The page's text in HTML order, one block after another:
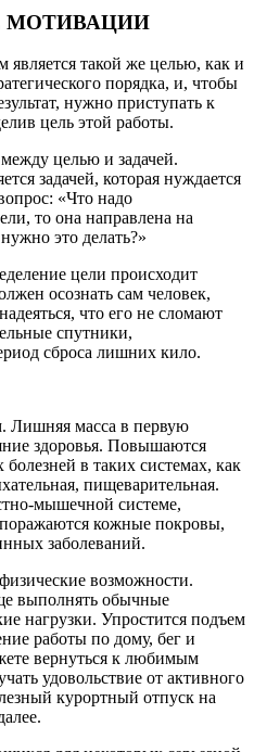
МОТИВАЦИИ
является такой же целью, как и
порядка, и, чтобы
нужно приступать к
цель этой работы.
целью и задачей.
задачей, которая нуждается
«Что надо
то она направлена на
это делать?»
цели происходит
осознать сам человек,
что его не сломают
спутники,
сброса лишних кило.
Лишняя масса в первую
здоровья. Повышаются
в таких системах, как
пищеварительная.
мышечной системе,
кожные покровы,
заболеваний.
возможности.
выполнять обычные
нагрузки. Упростится подъем
работы по дому, бег и
вернуться к любимым
удовольствие от активного
курортный отпуск на